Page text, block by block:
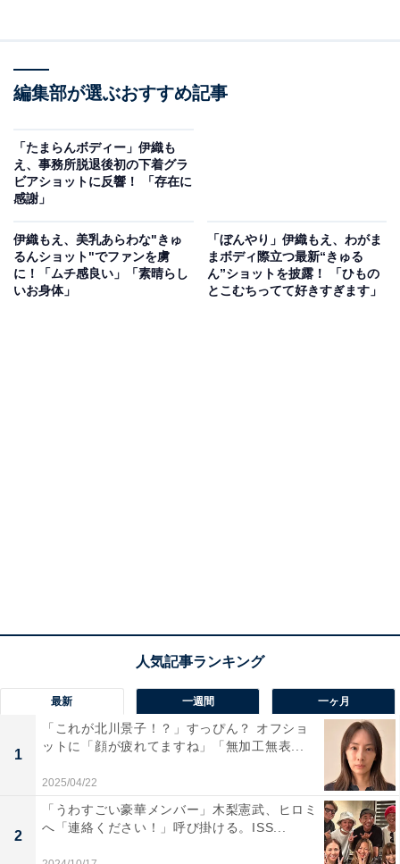
編集部が選ぶおすすめ記事
「たまらんボディー」伊織も
え、事務所脱退後初の下着グラ
ビアショットに反響！ 「存在に
感謝」
伊織もえ、美乳あらわな"きゅ
るんショット"でファンを虜
に！「ムチ感良い」「素晴らし
いお身体」
「ぼんやり」伊織もえ、わがま
まボディ際立つ最新“きゅる
ん”ショットを披露！ 「ひもの
とこむちってて好きすぎます」
最新 一週間 一ヶ月
1
「これが北川景子！？」すっぴん？ オフショ
ットに「顔が疲れてますね」「無加工無表...
2025/04/22
2
「うわすごい豪華メンバー」木梨憲武、ヒロミ
へ「連絡ください！」呼び掛ける。ISS...